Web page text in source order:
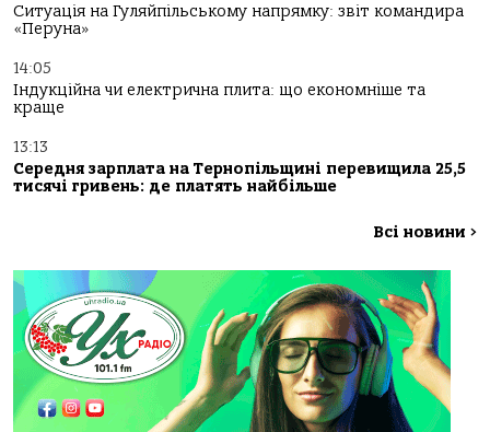
Ситуація на Гуляйпільському напрямку: звіт командира
«Перуна»
14:05
Індукційна чи електрична плита: що економніше та
краще
13:13
Середня зарплата на Тернопільщині перевищила 25,5
тисячі гривень: де платять найбільше
Всі новини >